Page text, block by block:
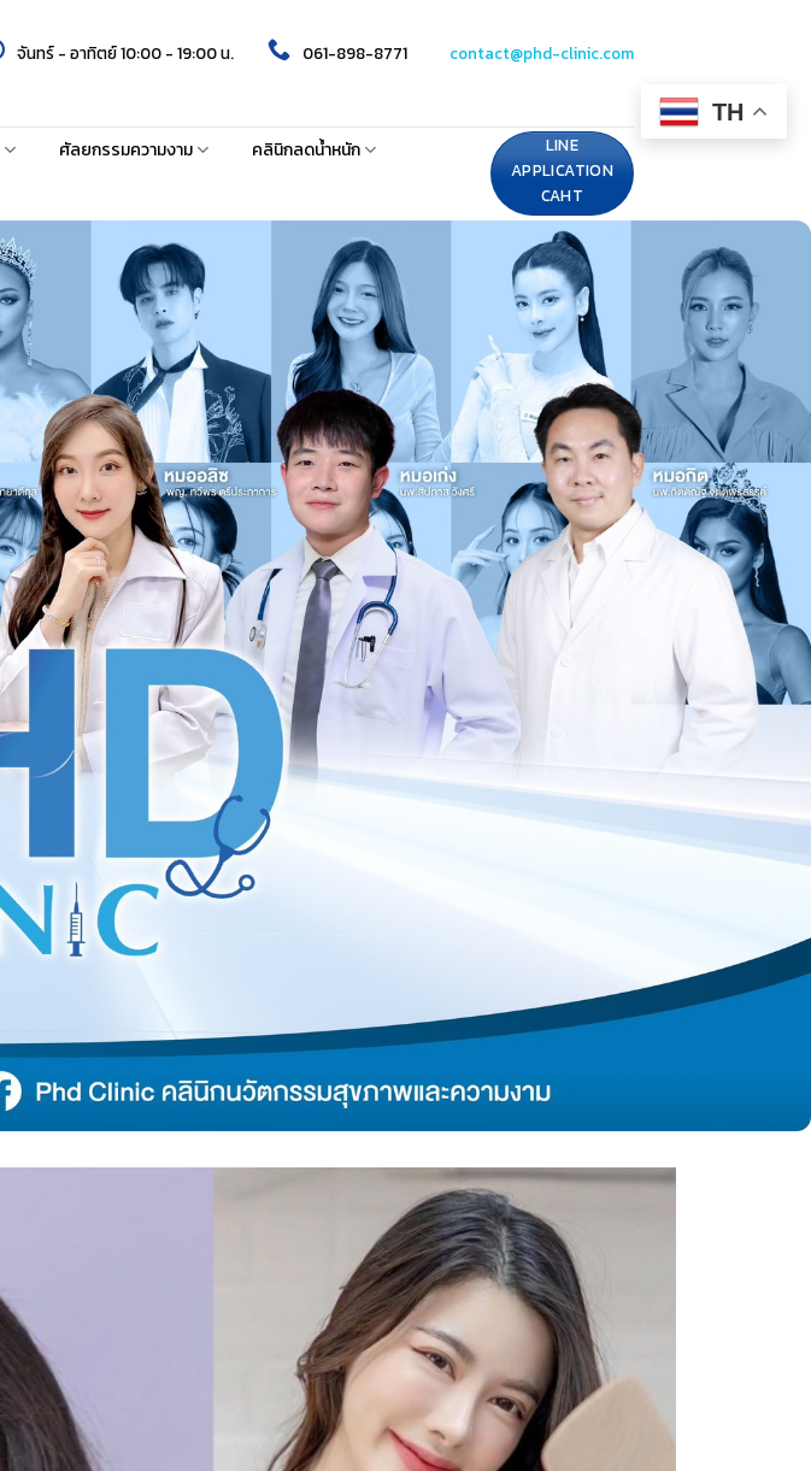
จันทร์ - อาทิตย์ 10:00 - 19:00 น. 061-898-8771 contact@phd-clinic.com
ศัลยกรรมความงาม
คลินิกลดน้ำหนัก
LINE
APPLICATION
CAHT
TH